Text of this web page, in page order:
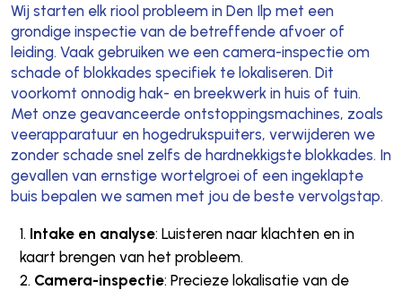
Wij starten elk riool probleem in Den Ilp met een
grondige inspectie van de betreffende afvoer of
leiding. Vaak gebruiken we een camera-inspectie om
schade of blokkades specifiek te lokaliseren. Dit
voorkomt onnodig hak- en breekwerk in huis of tuin.
Met onze geavanceerde ontstoppingsmachines, zoals
veerapparatuur en hogedrukspuiters, verwijderen we
zonder schade snel zelfs de hardnekkigste blokkades. In
gevallen van ernstige wortelgroei of een ingeklapte
buis bepalen we samen met jou de beste vervolgstap.
Intake en analyse: Luisteren naar klachten en in
kaart brengen van het probleem.
Camera-inspectie: Precieze lokalisatie van de